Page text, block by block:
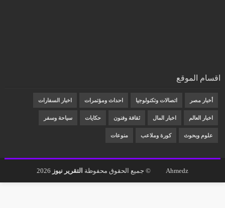
اقسام الموقع
أخبار مصر اتصالات وتكنولوجيا احداث ومؤتمرات اخبار السفارات
اخبار العالم اخبار المال ثقافة وفنون حكايات سياحة وسفر
علوم وبحوث كورة وملاعب منوعات
Ahmedz © جميع الحقوق محفوظة التقرير نيوز 2026